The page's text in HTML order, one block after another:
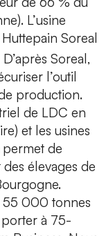
L’usine
Soreal
Soreal,
l’outil
production.
de LDC en
et les usines
de
élevages de
55 000 tonnes
porter à 75-